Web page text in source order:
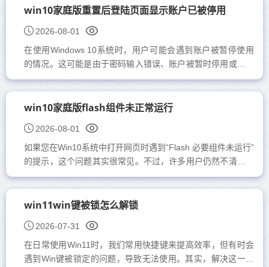
win10家庭版重置后登陆页面显示账户已被停用
2026-08-01
在使用Windows 10系统时，用户可能会遇到账户被暂停使用
的情况。这可能是由于密码输入错误、账户被暂时停用或其他
原因造成的。本文将为大家提供一种有效的解决方法，帮助您
轻松...
win10家庭版flash组件未正常运行
2026-08-01
如果您在Win10系统中打开网页时遇到“Flash 必要组件未运行”
的提示，这个问题其实很常见。不过，许多用户仍然不清楚该
如何解决。其实，解决方法并不复杂，接下来小编将为大家详
细...
win11win键被锁怎么解锁
2026-07-31
在日常使用Win11时，我们常用快捷键来提高效率，但有时会
遇到Win键被锁定的问题，导致无法使用。其实，解决这一问